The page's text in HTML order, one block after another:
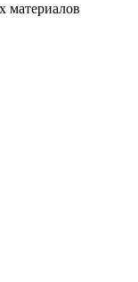
материалов